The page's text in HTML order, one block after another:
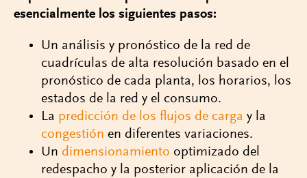
esencialmente los siguientes pasos:
Un análisis y pronóstico de la red de
cuadrículas de alta resolución basado en el
pronóstico de cada planta, los horarios, los
estados de la red y el consumo.
La predicción de los flujos de carga y la
congestión en diferentes variaciones.
Un dimensionamiento optimizado del
redespacho y la posterior aplicación de la